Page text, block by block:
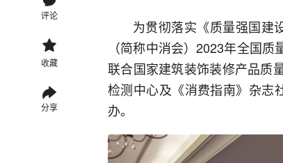
评论
收藏
分享
为贯彻落实《质量强国建
（简称中消会）2023年全国
联合国家建筑装饰装修产品质
检测中心及《消费指南》杂志
办。